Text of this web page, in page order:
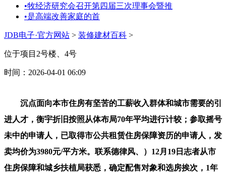
•牧经济研究会召开第四届三次理事会暨推
•是高端改善家庭的首
JDB电子·官方网站 > 装修建材百科 >
位于项目2号楼、4号
时间：2026-04-01 06:09
沉点面向本市住房有坚苦的工薪收入群体和城市需要的引
进人才，衡宇折旧按照从体布局70年平均进行计较；参取摇号
未中的申请人，已取得市公共租赁住房保障资历的申请人，发
卖均价为3980元/平方米。联系德律风、）12月19日志者从市
住房保障和城乡扶植局获悉，确定配售对象和选房挨次，1年